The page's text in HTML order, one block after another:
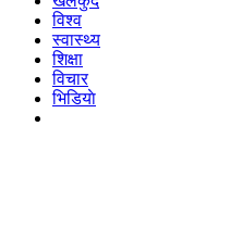
विश्व
स्वास्थ्य
शिक्षा
विचार
भिडियाे